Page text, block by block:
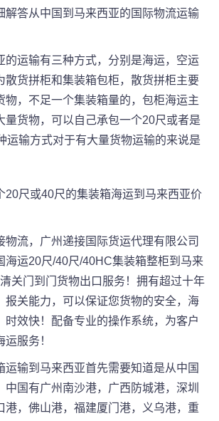
解答从中国到马来西亚的国际物流运输
的运输有三种方式，分别是海运，空运
散货拼柜和集装箱包柜，散货拼柜主要
物，不足一个集装箱量的，包柜海运主
量货物，可以自己承包一个20尺或者是
运输方式对于有大量货物运输的来说是
20尺或40尺的集装箱海运到马来西亚价
物流，广州递接国际货运代理有限公司
海运20尺/40尺/40HC集装箱整柜到马来
关门到门货物出口服务！拥有超过十年
报关能力，可以保证您货物的安全，海
时效快！配备专业的操作系统，为客户
服务！
运输到马来西亚首先需要知道是从中国
中国有广州南沙港，广西防城港，深圳
港，佛山港，福建厦门港，义乌港，重